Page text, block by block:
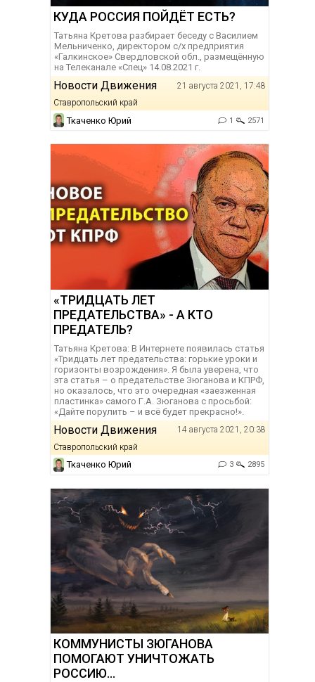
КУДА РОССИЯ ПОЙДЁТ ЕСТЬ?
Татьяна Кретова разбирает беседу с Василием
Мельниченко, директором с/х предприятия
«Галкинское» Свердловской обл., размещённую
на Телеканале «Спец» 14.08.2021 г.
Новости Движения
21 августа 2021, 17:48
Ставропольский край
Ткаченко Юрий 1 2571
«ТРИДЦАТЬ ЛЕТ
ПРЕДАТЕЛЬСТВА» - А КТО
ПРЕДАТЕЛЬ?
Татьяна Кретова: В Интернете появилась статья
«Тридцать лет предательства: горькие уроки и
горизонты возрождения». Я была уверена, что
эта статья – о предательстве Зюганова и КПРФ,
но оказалось, что это очередная «заезженная
пластинка» самого Г.А. Зюганова с просьбой:
«Дайте порулить – и всё будет прекрасно!».
Новости Движения
14 августа 2021, 20:38
Ставропольский край
Ткаченко Юрий 3 2895
КОММУНИСТЫ ЗЮГАНОВА
ПОМОГАЮТ УНИЧТОЖАТЬ
РОССИЮ…